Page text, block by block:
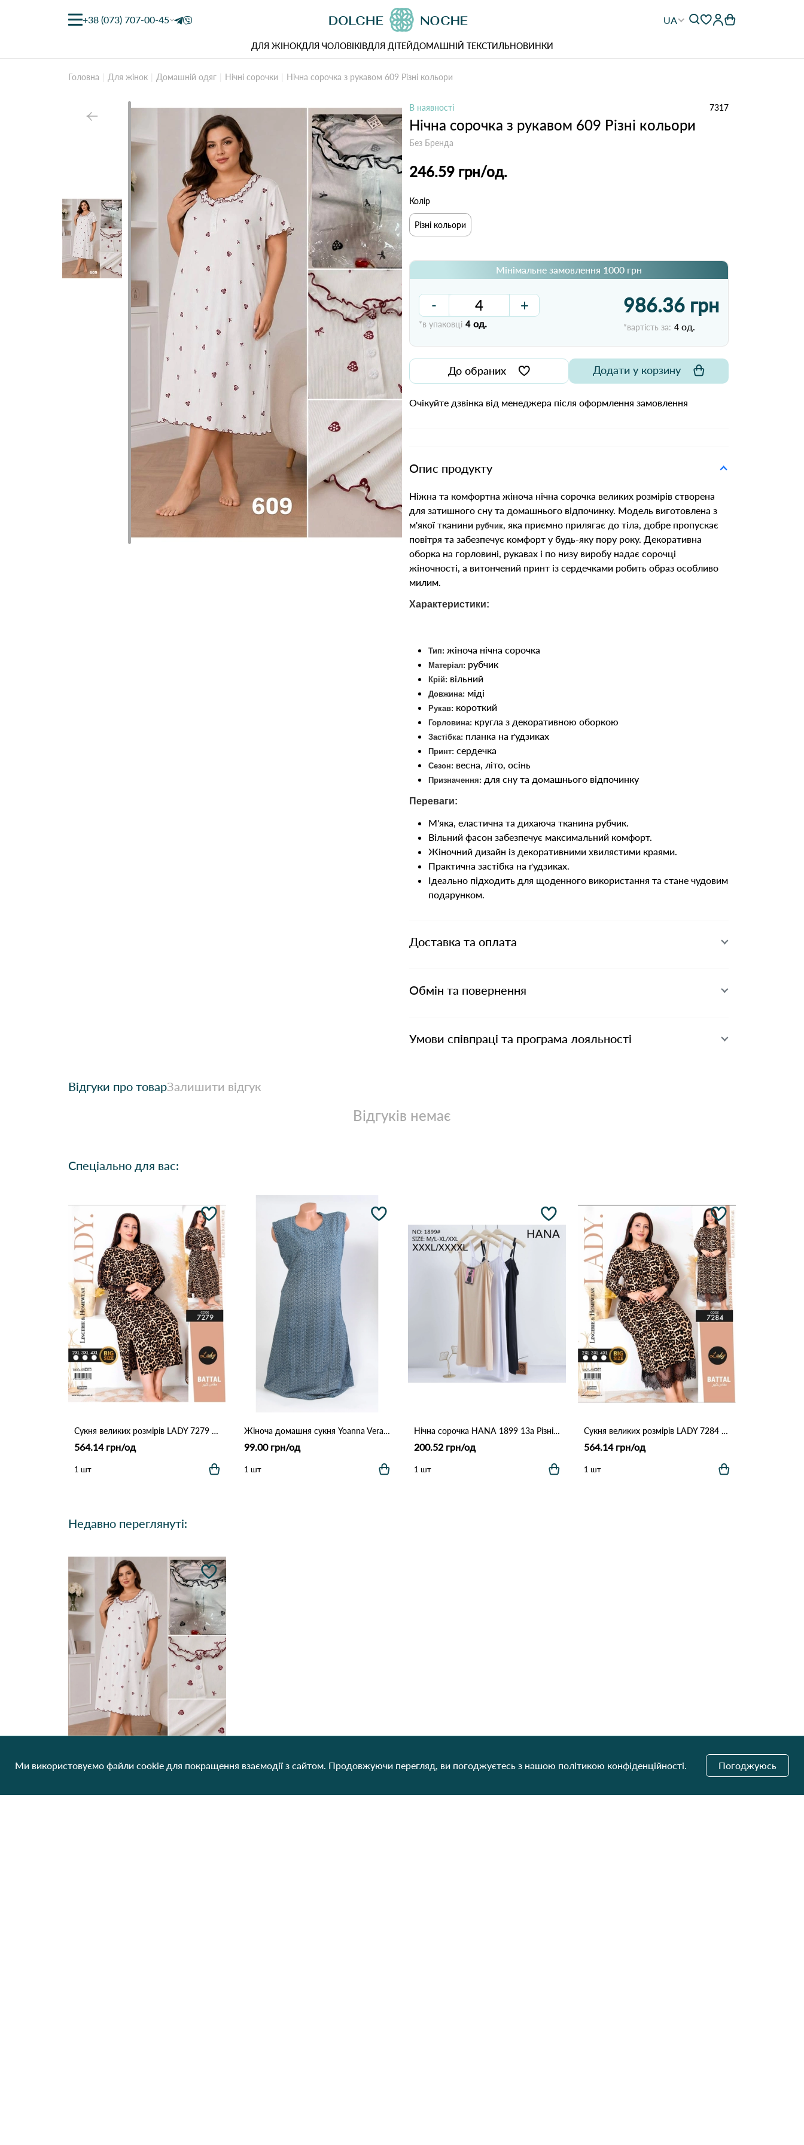
+38 (073) 707-00-45 UA
ДЛЯ ЖІНОКДЛЯ ЧОЛОВІКІВДЛЯ ДІТЕЙДОМАШНІЙ ТЕКСТИЛЬНОВИНКИ
Головна Для жінок Домашній одяг Нічні сорочки Нічна сорочка з рукавом 609 Різні кольори
В наявності 7317
Нічна сорочка з рукавом 609 Різні кольори
Без Бренда
246.59 грн/од.
Колір
Різні кольори
Мінімальне замовлення 1000 грн
- +
*в упаковці 4 од.
986.36 грн
*вартість за: 4 од.
До обраних Додати у корзину
Очікуйте дзвінка від менеджера після оформлення замовлення
Опис продукту
Ніжна та комфортна жіноча нічна сорочка великих розмірів створена
для затишного сну та домашнього відпочинку. Модель виготовлена з
м'якої тканини рубчик, яка приємно прилягає до тіла, добре пропускає
повітря та забезпечує комфорт у будь-яку пору року. Декоративна
оборка на горловині, рукавах і по низу виробу надає сорочці
жіночності, а витончений принт із сердечками робить образ особливо
милим.
Характеристики:
Тип: жіноча нічна сорочка
Матеріал: рубчик
Крій: вільний
Довжина: міді
Рукав: короткий
Горловина: кругла з декоративною оборкою
Застібка: планка на ґудзиках
Принт: сердечка
Сезон: весна, літо, осінь
Призначення: для сну та домашнього відпочинку
Переваги:
М'яка, еластична та дихаюча тканина рубчик.
Вільний фасон забезпечує максимальний комфорт.
Жіночний дизайн із декоративними хвилястими краями.
Практична застібка на ґудзиках.
Ідеально підходить для щоденного використання та стане чудовим
подарунком.
Доставка та оплата
Обмін та повернення
Умови співпраці та програма лояльності
Відгуки про товарЗалишити відгук
Відгуків немає
Спеціально для вас:
Сукня великих розмірів LADY 7279 Леопардовий
564.14 грн/од
1 шт
Жіноча домашня сукня Yoanna Vera 5728 Як на фото
99.00 грн/од
1 шт
Нічна сорочка HANA 1899 13a Різні кольори
200.52 грн/од
1 шт
Сукня великих розмірів LADY 7284 Леопардовий
564.14 грн/од
1 шт
Недавно переглянуті:
Ми використовуємо файли cookie для покращення взаємодії з сайтом. Продовжуючи перегляд, ви погоджуєтесь з нашою політикою конфіденційності. Погоджуюсь